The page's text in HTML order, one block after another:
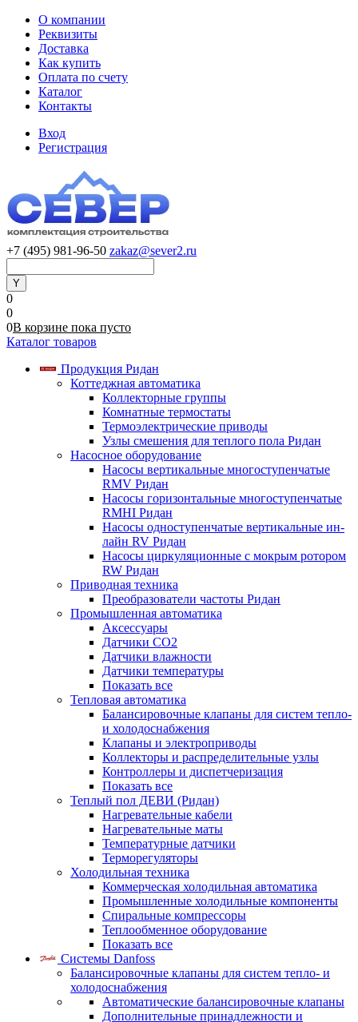
О компании
Реквизиты
Доставка
Как купить
Оплата по счету
Каталог
Контакты
Вход
Регистрация
+7 (495) 981-96-50 zakaz@sever2.ru
0
0
0В корзине пока пусто
Каталог товаров
Продукция Ридан
Коттеджная автоматика
Коллекторные группы
Комнатные термостаты
Термоэлектрические приводы
Узлы смешения для теплого пола Ридан
Насосное оборудование
Насосы вертикальные многоступенчатые
RMV Ридан
Насосы горизонтальные многоступенчатые
RMHI Ридан
Насосы одноступенчатые вертикальные ин-
лайн RV Ридан
Насосы циркуляционные с мокрым ротором
RW Ридан
Приводная техника
Преобразователи частоты Ридан
Промышленная автоматика
Аксессуары
Датчики CO2
Датчики влажности
Датчики температуры
Показать все
Тепловая автоматика
Балансировочные клапаны для систем тепло-
и холодоснабжения
Клапаны и электроприводы
Коллекторы и распределительные узлы
Контроллеры и диспетчеризация
Показать все
Теплый пол ДЕВИ (Ридан)
Нагревательные кабели
Нагревательные маты
Температурные датчики
Терморегуляторы
Холодильная техника
Коммерческая холодильная автоматика
Промышленные холодильные компоненты
Спиральные компрессоры
Теплообменное оборудование
Показать все
Системы Danfoss
Балансировочные клапаны для систем тепло- и
холодоснабжения
Автоматические балансировочные клапаны
Дополнительные принадлежности и